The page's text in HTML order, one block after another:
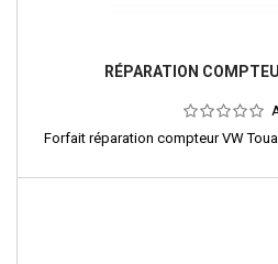
RÉPARATION
Forfait réparation compteur VW